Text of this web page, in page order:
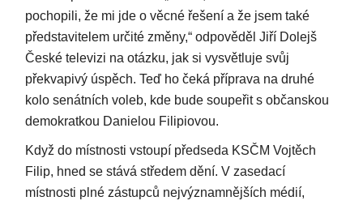
pochopili, že mi jde o věcné řešení a že jsem také
představitelem určité změny,“ odpověděl Jiří Dolejš
České televizi na otázku, jak si vysvětluje svůj
překvapivý úspěch. Teď ho čeká příprava na druhé
kolo senátních voleb, kde bude soupeřit s občanskou
demokratkou Danielou Filipiovou.
Když do místnosti vstoupí předseda KSČM Vojtěch
Filip, hned se stává středem dění. V zasedací
místnosti plné zástupců nejvýznamnějších médií,